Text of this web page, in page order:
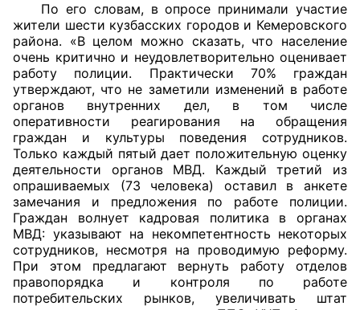
По его словам, в опросе принимали участие
жители шести кузбасских городов и Кемеровского
района. «В целом можно сказать, что население
очень критично и неудовлетворительно оценивает
работу полиции. Практически 70% граждан
утверждают, что не заметили изменений в работе
органов внутренних дел, в том числе
оперативности реагирования на обращения
граждан и культуры поведения сотрудников.
Только каждый пятый дает положительную оценку
деятельности органов МВД. Каждый третий из
опрашиваемых (73 человека) оставил в анкете
замечания и предложения по работе полиции.
Граждан волнует кадровая политика в органах
МВД: указывают на некомпетентность некоторых
сотрудников, несмотря на проводимую реформу.
При этом предлагают вернуть работу отделов
правопорядка и контроля по работе
потребительских рынков, увеличивать штат